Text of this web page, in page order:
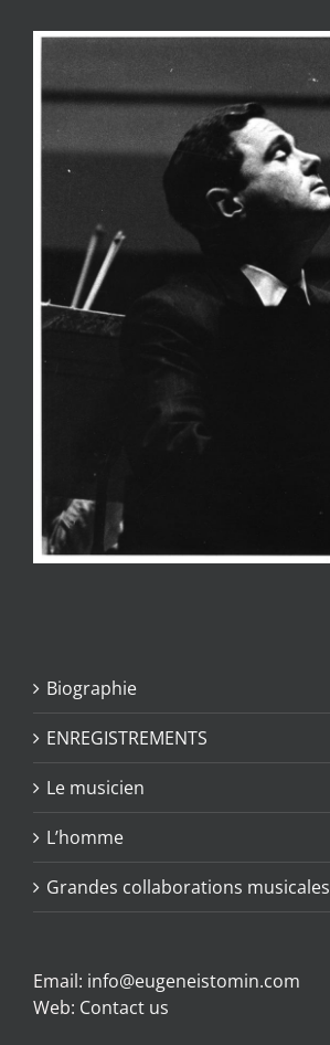
Biographie
ENREGISTREMENTS
Le musicien
L’homme
Grandes collaborations musicales
Email: info@eugeneistomin.com
Web: Contact us